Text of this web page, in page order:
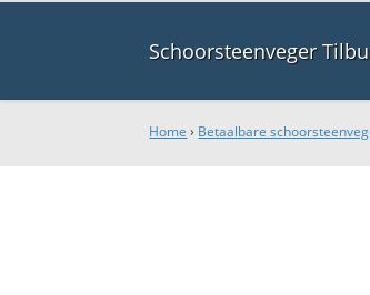
Schoorsteenveger
Home › Betaalbare